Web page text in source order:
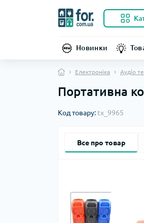
Новинки
Електроніка Аудіо
Портативна
Код товару: tx_9965
Все про товар